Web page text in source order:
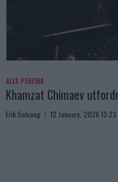
ALEX PEREIRA
Khamzat Chimaev
Erik Solvang 12 January, 2026 13:23